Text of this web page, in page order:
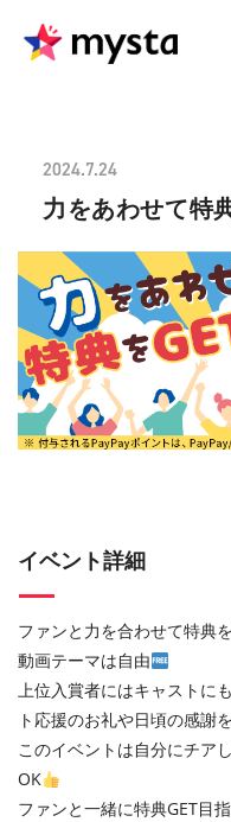
2024.7.24
力をあわせて特
イベント詳細
ファンと力を合わせて特典
動画テーマは自由
上位入賞者にはキャストに
ト応援のお礼や日頃の感謝
このイベントは自分にチア
OK
ファンと一緒に特典GET目